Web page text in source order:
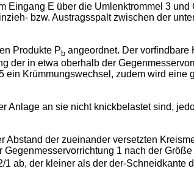
E über die Umlenktrommel 3
bzw. Austragsspalt zwischen der
Produkte P b angeordnet. Der
der in etwa oberhalb der
Krümmungswechsel, zudem wird eine
Anlage an sie nicht knickbelastet sind,
der zueinander versetzten
1 nach der
ab, der kleiner als der der-Schneidkante